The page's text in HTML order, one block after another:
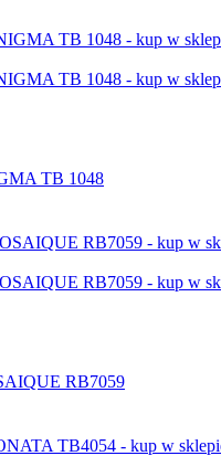
TB 1048
RB7059